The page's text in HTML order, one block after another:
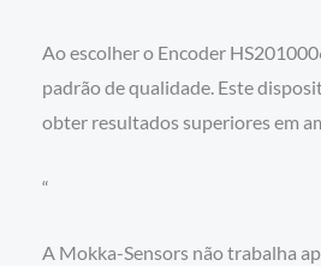
Ao escolher o Encoder
padrão de qualidade. Este
obter resultados superiores em
“
A Mokka-Sensors não trabalha